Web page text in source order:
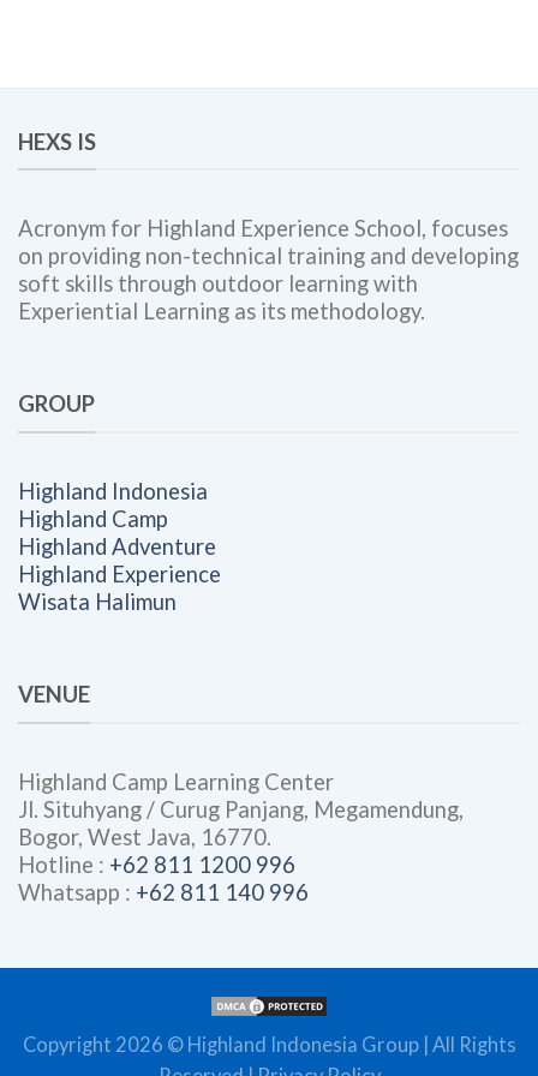
HEXS IS
Acronym for Highland Experience School, focuses
on providing non-technical training and developing
soft skills through outdoor learning with
Experiential Learning as its methodology.
GROUP
Highland Indonesia
Highland Camp
Highland Adventure
Highland Experience
Wisata Halimun
VENUE
Highland Camp Learning Center
Jl. Situhyang / Curug Panjang, Megamendung,
Bogor, West Java, 16770.
Hotline : +62 811 1200 996
Whatsapp : +62 811 140 996
Copyright 2026 © Highland Indonesia Group| All Rights